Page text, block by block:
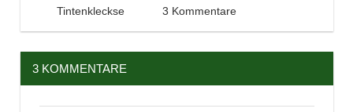
7. Dezember 2014
Tintenhain
Tintenkleckse 3 Kommentare
3 KOMMENTARE